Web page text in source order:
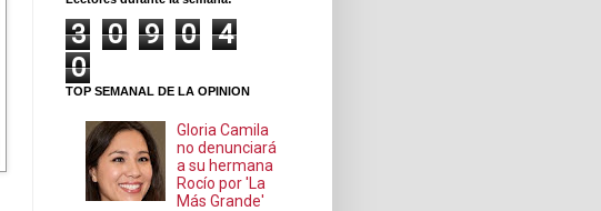
3 0 9 0
4
0
TOP SEMANAL DE LA OPINION
Gloria Camila
no denunciará
a su hermana
Rocío por 'La
Más Grande'